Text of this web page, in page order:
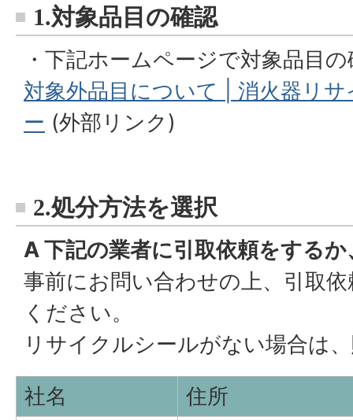
1.対象品目の確認
・下記ホームページで対象品目
対象外品目について | 消火器リ
ー (外部リンク)
2.処分方法を選択
A 下記の業者に引取依頼をする
事前にお問い合わせの上、引取
ください。
リサイクルシールがない場合は
社名
住所